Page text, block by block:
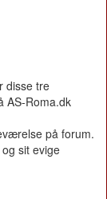
disse tre
AS-Roma.dk
på forum.
sit evige